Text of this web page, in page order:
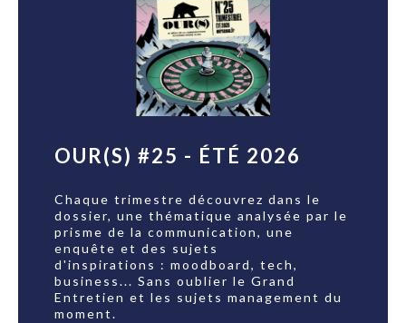
OUR(S) #25 - ÉTÉ 2026
Chaque trimestre découvrez dans le
dossier, une thématique analysée par le
prisme de la communication, une
enquête et des sujets
d'inspirations : moodboard, tech,
business... Sans oublier le Grand
Entretien et les sujets management du
moment.